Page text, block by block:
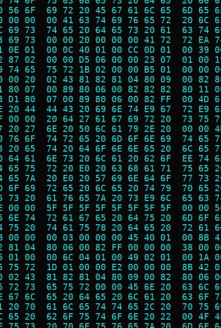
56 6F  69 72 20 45 67 61 6C 65  6D
00 00  00 41 63 74 69 76 65 72  20
69 73  74 65 20 64 65 73 20 61  63
69 73  00 00 20 00 00 00 41 72  72
0E 01  00 0C 40 01 00 CC 0D 01  00
87 02  00 00 D5 06 00 00 23 07  01
74 65  75 72 1B 02 00 00 B5 01  00
00 20  02 43 81 82 81 04 80 09  00
80 07  00 89 80 06 00 82 82 82  80
D1 80  07 00 89 80 06 00 82 FF  00
20 44  44 43 20 69 6E 74 E9 67  72
00 00  20 64 27 61 67 69 72 20  73
20 27  6E 20 50 6C 61 79 2E 20  00
76 6F  74 72 65 20 6D 6F 6E 69  74
20 65  74 20 64 6F 6E 6E 65 20  6C
64 61  6E 73 20 6C 61 20 62 6F  EE
65 75  72 20 E0 20 63 68 61 71  75
65 7A  20 E0 20 57 69 6E 64 6F  77
6F 69  72 65 20 6C 65 20 74 79  70
73 20  61 76 65 7A 20 73 E9 6C  65
00 00  5F 5F 5F 5F 5F 5F 5F 5F  00
6E 74  72 61 67 65 20 64 75 20  6D
75 20  74 61 75 78 20 64 65 20  72
00 00  00 03 00 00 00 45 40 01  00
81 04  80 06 00 82 FF 00 00 00  38
01 00  00 6C 04 01 00 49 02 01  00
75 72  1D 01 00 00 E2 00 00 00  8B
02 43  81 82 81 04 80 09 00 82  80
72 73  65 75 72 00 00 45 6E 20  63
67 6C  65 20 64 65 20 6C 61 20  63
20 70  61 6C 65 74 74 65 2C 20  70
65 20  62 6F 75 74 6F 6E 20 22  00